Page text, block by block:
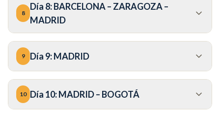
8
Día 8:BARCELONA – ZARAGOZA –
MADRID
9 Día 9:MADRID
10 Día 10:MADRID – BOGOTÁ